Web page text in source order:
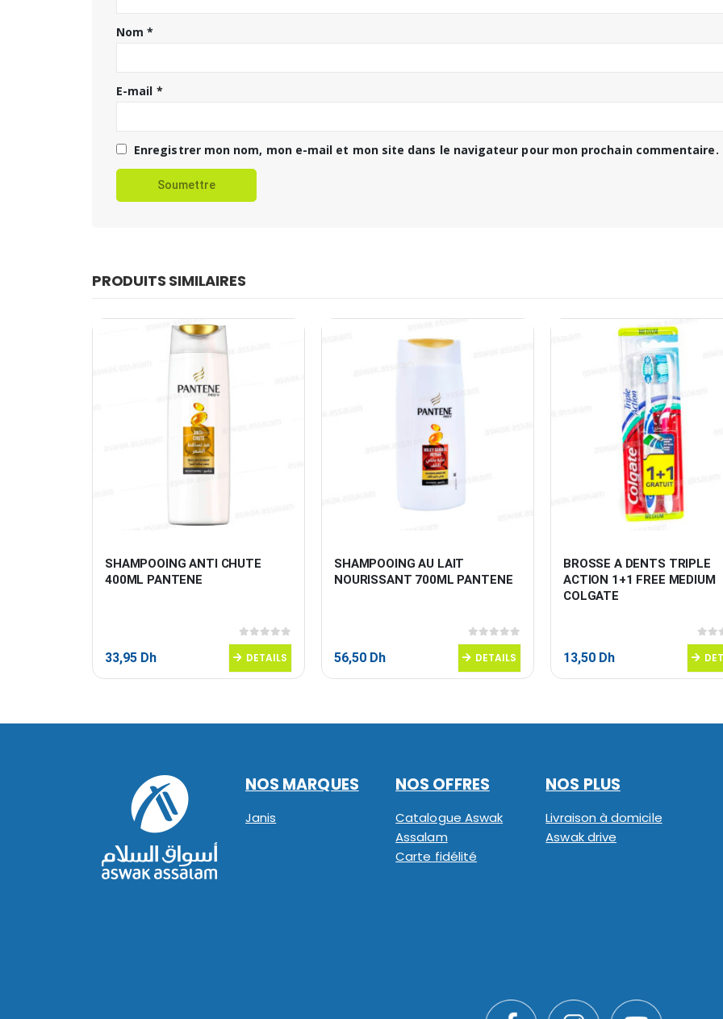
Nom*
E-mail *
Enregistrer mon nom, mon e-mail et mon site dans le navigateur pour mon prochain commentaire.
PRODUITS SIMILAIRES
SHAMPOOING ANTI CHUTE
400ML PANTENE
0sur 5
33,95 Dh DETAILS
SHAMPOOING AU LAIT
NOURISSANT 700ML PANTENE
0sur 5
56,50 Dh DETAILS
BROSSE A DENTS TRIPLE
ACTION 1+1 FREE MEDIUM
COLGATE
0sur
13,50 Dh
NOS MARQUES
Janis
NOS OFFRES
Catalogue Aswak
Assalam
Carte fidélité
NOS PLUS
Livraison à domicile
Aswak drive